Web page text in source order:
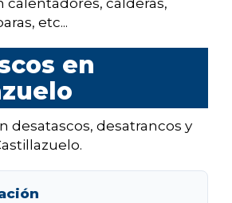
calentadores, calderas,
etc...
en
desatascos, desatrancos y